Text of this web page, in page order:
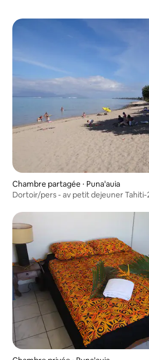
Chambre partagée ⋅ Puna'auia
Dortoir/pers - av petit dejeuner Tahiti-